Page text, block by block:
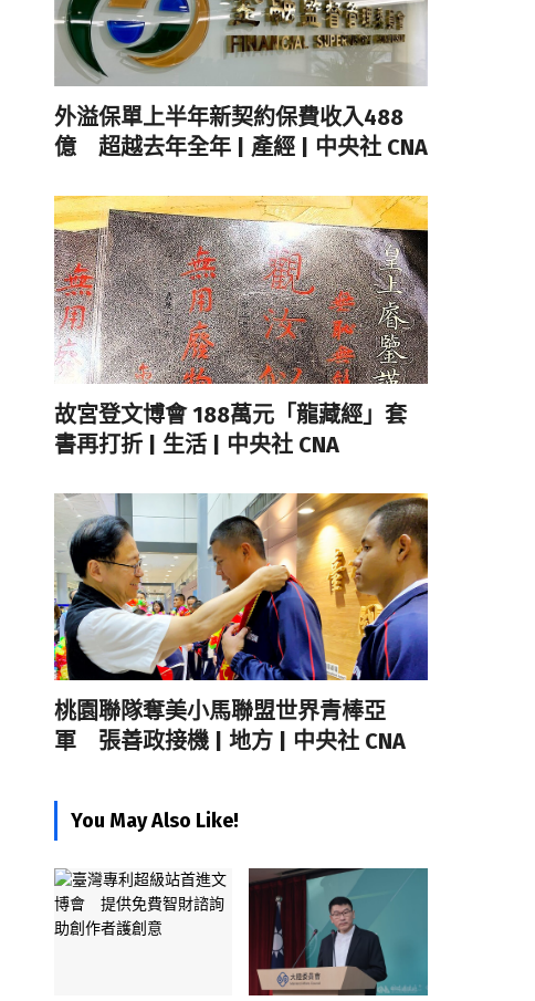
外溢保單上半年新契約保費收入488
億 超越去年全年 | 產經 | 中央社 CNA
故宮登文博會 188萬元「龍藏經」套
書再打折 | 生活 | 中央社 CNA
桃園聯隊奪美小馬聯盟世界青棒亞
軍 張善政接機 | 地方 | 中央社 CNA
You May Also Like!